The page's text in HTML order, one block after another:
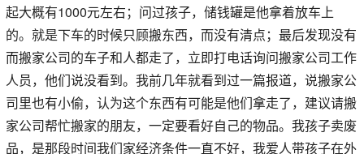
起大概有1000元左右；问过孩子，储钱罐是他拿着放车上
的。就是下车的时候只顾搬东西，而没有清点；最后发现没有
而搬家公司的车子和人都走了，立即打电话询问搬家公司工作
人员，他们说没看到。我前几年就看到过一篇报道，说搬家公
司里也有小偷，认为这个东西有可能是他们拿走了，建议请搬
家公司帮忙搬家的朋友，一定要看好自己的物品。我孩子卖废
品，是那段时间我们家经济条件一直不好，我爱人带孩子在外